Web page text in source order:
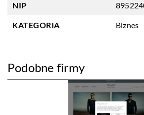
NIP
KATEGORIA Biznes
Podobne firmy